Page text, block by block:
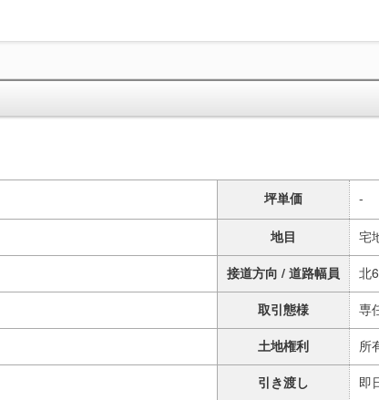
坪単価 -
地目
宅
接道方向 / 道路幅員
北
取引態様
専
土地権利
所
引き渡し 即